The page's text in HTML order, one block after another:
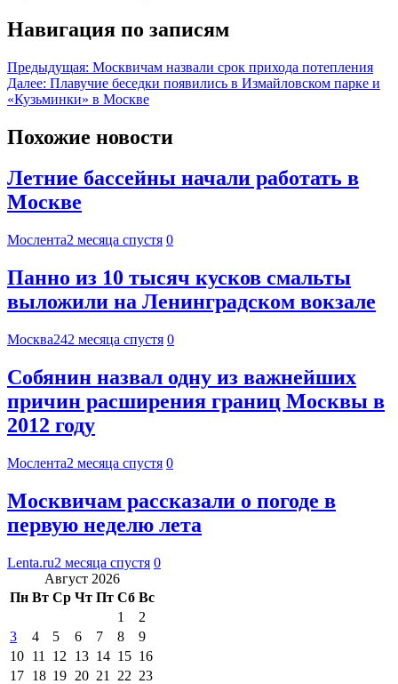
Навигация по записям
Предыдущая: Москвичам назвали срок прихода потепления
Далее: Плавучие беседки появились в Измайловском парке и
«Кузьминки» в Москве
Похожие новости
Летние бассейны начали работать в
Москве
Мослента2 месяца спустя 0
Панно из 10 тысяч кусков смальты
выложили на Ленинградском вокзале
Москва242 месяца спустя 0
Собянин назвал одну из важнейших
причин расширения границ Москвы в
2012 году
Мослента2 месяца спустя 0
Москвичам рассказали о погоде в
первую неделю лета
Lenta.ru2 месяца спустя 0
Август 2026
Пн Вт Ср Чт Пт Сб Вс
1
2
3
4 5 6 7 8
9
10 11 12 13 14 15 16
17 18 19 20 21 22 23